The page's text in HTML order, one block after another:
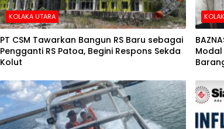
KOLAKA UTARA
PT CSM Tawarkan Bangun RS Baru sebagai
Pengganti RS Patoa, Begini Respons Sekda
Kolut
Modal